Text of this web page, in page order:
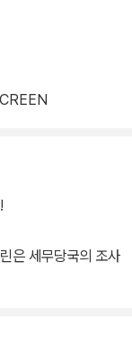
은 세무당국의 조사